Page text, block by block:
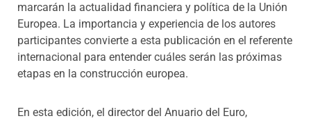
marcarán la actualidad financiera y política de la Unión
Europea. La importancia y experiencia de los autores
participantes convierte a esta publicación en el referente
internacional para entender cuáles serán las próximas
etapas en la construcción europea.
En esta edición, el director del Anuario del Euro,